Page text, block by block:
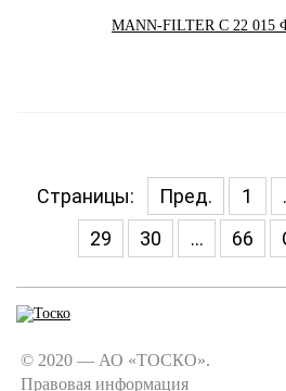
MANN-FILTER C 22 015
Страницы: Пред. 1
29
30 ... 66
© 2020 — АО «ТОСКО».
Правовая информация